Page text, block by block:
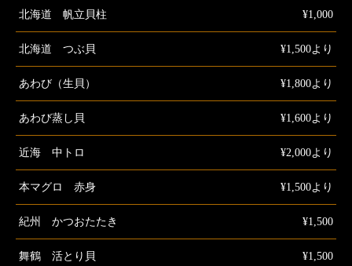
北海道 帆立貝柱 ¥1,000
北海道 つぶ貝 ¥1,500より
あわび（生貝） ¥1,800より
あわび蒸し貝 ¥1,600より
近海 中トロ ¥2,000より
本マグロ 赤身 ¥1,500より
紀州 かつおたたき ¥1,500
舞鶴 活とり貝 ¥1,500